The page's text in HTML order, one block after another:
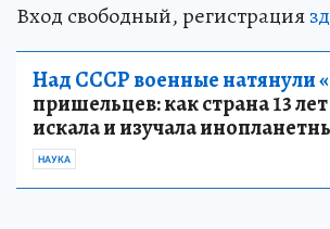
Вход свободный, регистрация
Над СССР военные натянули
пришельцев: как страна 13
искала и изучала
НАУКА